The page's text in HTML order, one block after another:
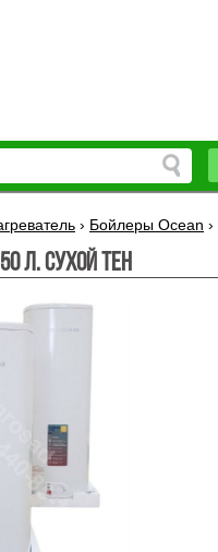
› Бойлеры Ocean ›
л. сухой тен